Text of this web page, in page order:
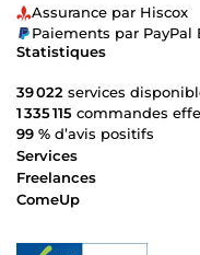
Assurance par Hiscox
Paiements par PayPal
Statistiques
39 022 services
1 335 115 commandes
99 % d’avis positifs
Services
Freelances
ComeUp